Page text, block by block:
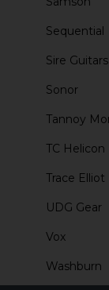
Sequential
Sire Guitars
Sonor
Tannoy
TC Helicon
Trace Elliot
UDG Gear
Vox
Washburn